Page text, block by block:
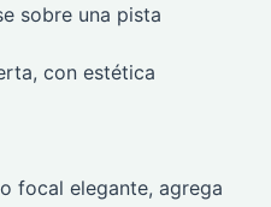
sobre una pista
con estética
focal elegante, agrega